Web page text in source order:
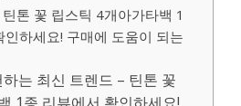
톤 꽃 립스틱 4개아가타백 1
인하세요! 구매에 도움이 되는
는 최신 트렌드 – 틴톤 꽃